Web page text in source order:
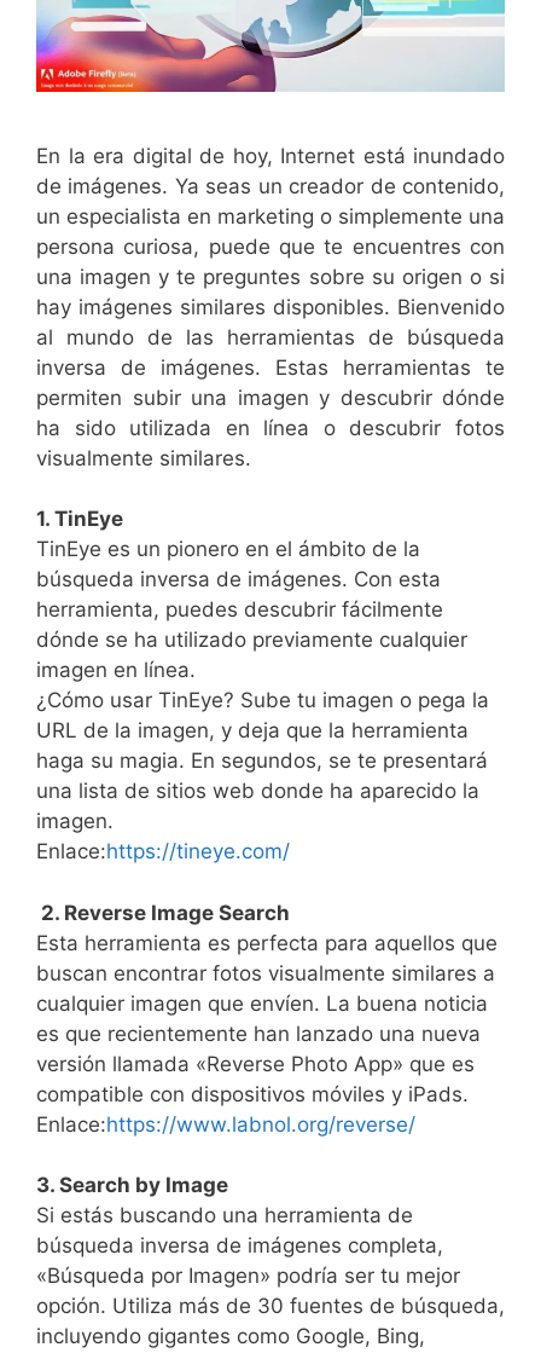
En la era digital de hoy, Internet está inundado
de imágenes. Ya seas un creador de contenido,
un especialista en marketing o simplemente una
persona curiosa, puede que te encuentres con
una imagen y te preguntes sobre su origen o si
hay imágenes similares disponibles. Bienvenido
al mundo de las herramientas de búsqueda
inversa de imágenes. Estas herramientas te
permiten subir una imagen y descubrir dónde
ha sido utilizada en línea o descubrir fotos
visualmente similares.
1. TinEye
TinEye es un pionero en el ámbito de la
búsqueda inversa de imágenes. Con esta
herramienta, puedes descubrir fácilmente
dónde se ha utilizado previamente cualquier
imagen en línea.
¿Cómo usar TinEye? Sube tu imagen o pega la
URL de la imagen, y deja que la herramienta
haga su magia. En segundos, se te presentará
una lista de sitios web donde ha aparecido la
imagen.
Enlace:https://tineye.com/
2. Reverse Image Search
Esta herramienta es perfecta para aquellos que
buscan encontrar fotos visualmente similares a
cualquier imagen que envíen. La buena noticia
es que recientemente han lanzado una nueva
versión llamada «Reverse Photo App» que es
compatible con dispositivos móviles y iPads.
Enlace:https://www.labnol.org/reverse/
3. Search by Image
Si estás buscando una herramienta de
búsqueda inversa de imágenes completa,
«Búsqueda por Imagen» podría ser tu mejor
opción. Utiliza más de 30 fuentes de búsqueda,
incluyendo gigantes como Google, Bing,